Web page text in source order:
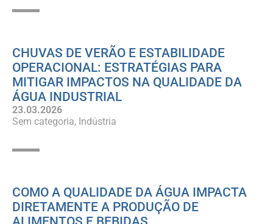
CHUVAS DE VERÃO E ESTABILIDADE
OPERACIONAL: ESTRATÉGIAS PARA
MITIGAR IMPACTOS NA QUALIDADE DA
ÁGUA INDUSTRIAL
23.03.2026
Sem categoria Indústria
COMO A QUALIDADE DA ÁGUA IMPACTA
DIRETAMENTE A PRODUÇÃO DE